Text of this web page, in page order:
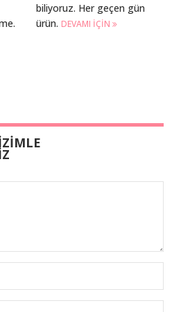
biliyoruz. Her geçen gün
ürün. DEVAMI IÇIN